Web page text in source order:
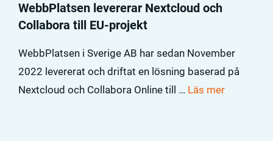
WebbPlatsen levererar Nextcloud och
Collabora till EU-projekt
WebbPlatsen i Sverige AB har sedan November
2022 levererat och driftat en lösning baserad på
Nextcloud och Collabora Online till … Läs mer